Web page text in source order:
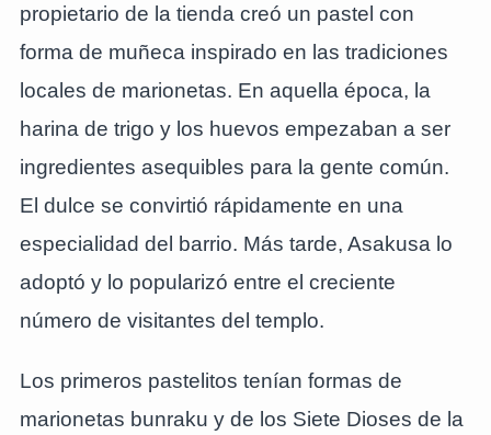
propietario de la tienda creó un pastel con
forma de muñeca inspirado en las tradiciones
locales de marionetas. En aquella época, la
harina de trigo y los huevos empezaban a ser
ingredientes asequibles para la gente común.
El dulce se convirtió rápidamente en una
especialidad del barrio. Más tarde, Asakusa lo
adoptó y lo popularizó entre el creciente
número de visitantes del templo.
Los primeros pastelitos tenían formas de
marionetas bunraku y de los Siete Dioses de la